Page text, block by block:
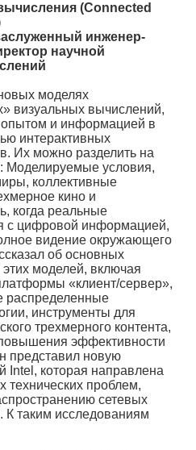
(Connected
инженер-
научной
моделях
визуальных вычислений,
и информацией в
интерактивных
Их можно разделить на
Моделируемые условия,
коллективные
кино и
когда реальные
с цифровой информацией,
видение окружающего
об основных
моделей, включая
«клиент/сервер»,
распределенные
инструменты для
трехмерного контента,
эффективности
представил новую
Intel, которая направлена
технических проблем,
сетевых
К таким исследованиям